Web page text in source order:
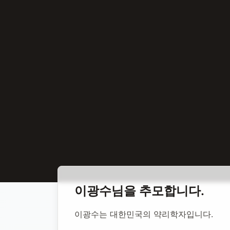
이광수 약리학자
이광수 약리학
이광수님을 추모합니다.
이광수는 대한민국의 약리학자입니다.